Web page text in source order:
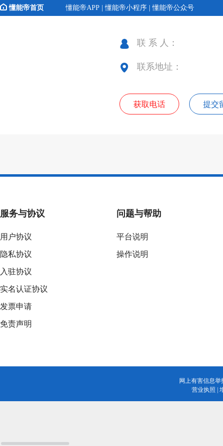
懂能帝首页 懂能帝APP | 懂能帝小程序 | 懂能帝公众号
联 系 人：
联系地址：
获取电话 提交
服务与协议
用户协议
隐私协议
入驻协议
实名认证协议
发票申请
免责声明
问题与帮助
平台说明
操作说明
网上有害信息
营业执照